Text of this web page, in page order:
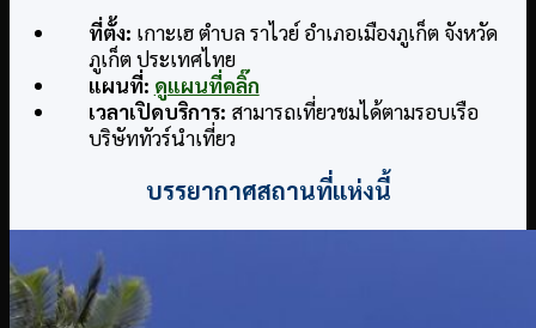
ที่ตั้ง: เกาะเฮ ตำบล ราไวย์ อำเภอเมืองภูเก็ต จังหวัด
ภูเก็ต ประเทศไทย
แผนที่: ดูแผนที่คลิ๊ก
เวลาเปิดบริการ: สามารถเที่ยวชมได้ตามรอบเรือ
บริษัททัวร์นำเที่ยว
บรรยากาศสถานที่แห่งนี้